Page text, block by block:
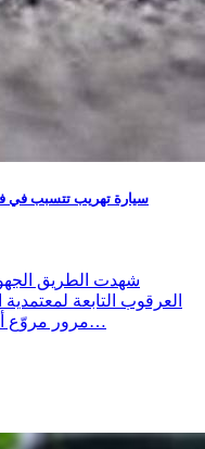
سيارة تهريب تتسبب في فاجعة على
العرقوب التابعة
مرور مروّع أسفر، وفق حصيلة أولية، عن وفاة أربعة…